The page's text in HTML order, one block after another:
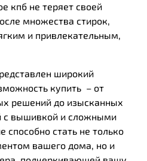
кпб не теряет своей
множества стирок,
и привлекательным,
широкий
купить – от
решений до изысканных
с вышивкой и сложными
способно стать не только
вашего дома, но и